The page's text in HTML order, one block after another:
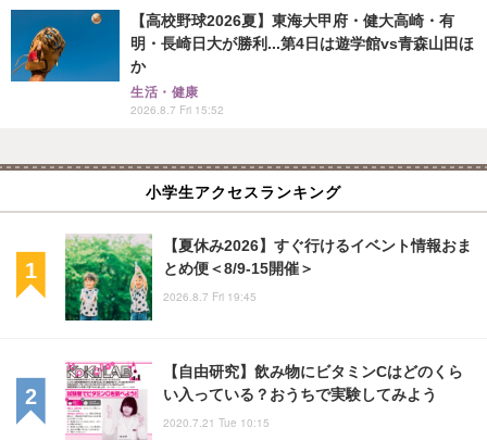
【高校野球2026夏】東海大甲府・健大高崎・有
明・長崎日大が勝利...第4日は遊学館vs青森山田ほ
か
生活・健康
2026.8.7 Fri 15:52
小学生アクセスランキング
【夏休み2026】すぐ行けるイベント情報おま
とめ便＜8/9-15開催＞
2026.8.7 Fri 19:45
【自由研究】飲み物にビタミンCはどのくら
い入っている？おうちで実験してみよう
2020.7.21 Tue 10:15